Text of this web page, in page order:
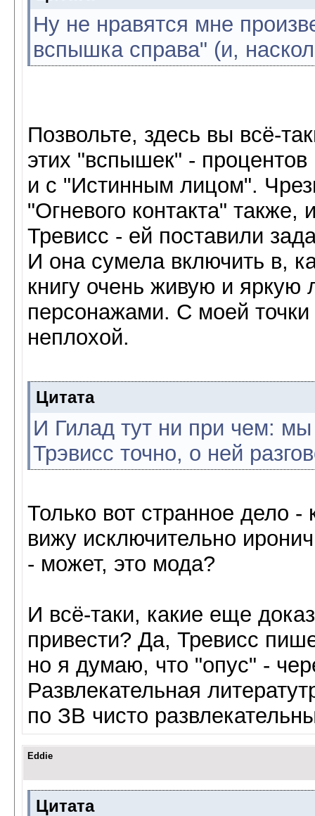
Ну не нравятся мне
вспышка справа" (и,
Позвольте, здесь вы всё-
этих "вспышек" -
и с "Истинным лицом".
"Огневого контакта" также,
Тревисс - ей поставили
И она сумела включить в,
книгу очень живую и
персонажами. С моей
неплохой.
Цитата
И Гилад тут ни при чем:
Трэвисс точно, о ней
Только вот странное дело -
вижу исключительно
- может, это мода?
И всё-таки, какие еще
привести? Да, Тревисс
но я думаю, что "опус" -
Развлекательная
по ЗВ чисто
Eddie
Цитата